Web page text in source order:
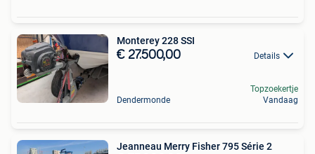
Monterey 228 SSI
€ 27.500,00 Details
Dendermonde
Topzoekertje
Vandaag
Jeanneau Merry Fisher 795 Série 2